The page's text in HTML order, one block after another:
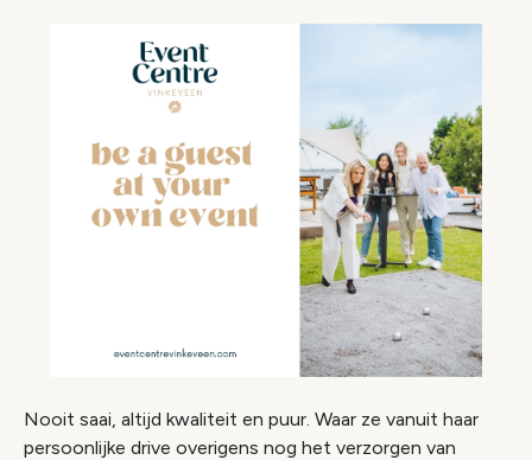
Nooit saai, altijd kwaliteit en puur. Waar ze vanuit haar
persoonlijke drive overigens nog het verzorgen van